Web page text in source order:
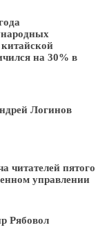
на 30% в
Логинов
читателей пятого
управлении
Рябовол